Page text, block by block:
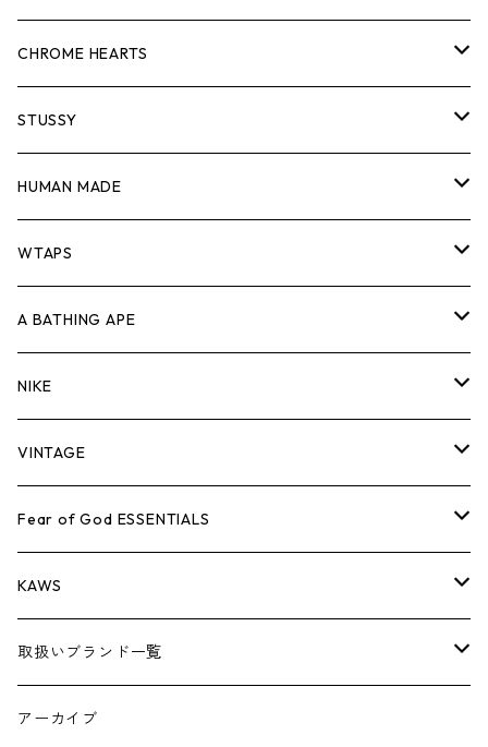
スウェット/ニット
シャツ
ジャケット
パンツ
キャップ・ハット
バッグ
シューズ
小物
コラボレーション
×THE NORTH FACE
×COMME des GARCONS
シーズンアイテム
26SS
BOX LOGOアイテム
ロンTEE
スウェット/ニット
シャツ
ジャケット
パンツ
キャップ・ハット
バッグ
シューズ
小物
Tシャツ
ロンTEE
スウェット/ニット
シャツ
ジャケット
パンツ
キャップ・ハット
バッグ
シューズ
小物
CHROME HEARTS
Tシャツ
ロンTEE
スウェット/ニット
シャツ
ジャケット
パンツ
キャップ・ハット
バッグ
シューズ
小物
STUSSY
Tシャツ
ロンTEE
スウェット/ニット
シャツ
ジャケット
パンツ
キャップ・ハット
バッグ
シューズ
HUMAN MADE
Tシャツ
ロンT
スウェット/ニット
シャツ
ジャケット
パンツ
キャップ
バッグ
WTAPS
Tシャツ
ロンTEE
スウェット/ニット
シャツ
ジャケット
パンツ
キャップ・ハット
A BATHING APE
Tシャツ
ロンTEE
スウェット/ニット
シャツ
ジャケット
パンツ
NIKE
シューズ
AIR JORDAN 1
AIR JORDAN 3
アパレル・小物
VINTAGE
Tシャツ
ロンTEE
スウェット/ニット
ジャケット
Fear of God ESSENTIALS
Tシャツ
ロンTEE
スウェット/ニット
KAWS
アパレル
小物
取扱いブランド一覧
A
アーカイブ